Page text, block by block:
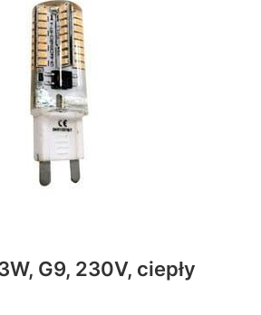
G9, 230V, ciepły